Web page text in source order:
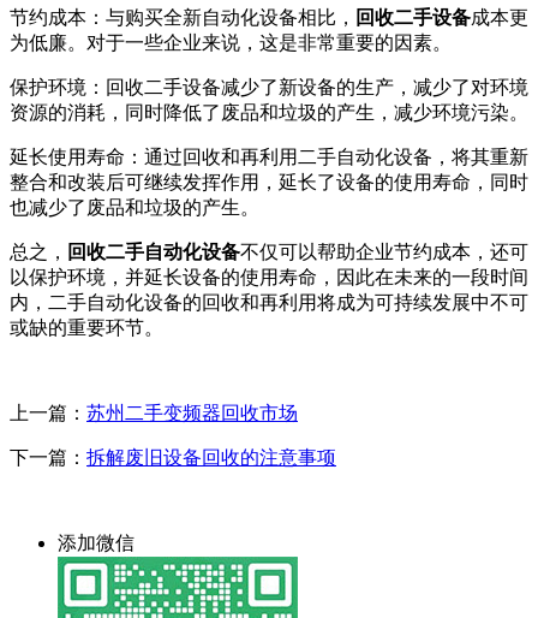
节约成本：与购买全新自动化设备相比， 回收二手设备成本更
为低廉。对于一些企业来说，这是非常重要的因素。
保护环境：回收二手设备减少了新设备的生产，减少了对环境
资源的消耗，同时降低了废品和垃圾的产生，减少环境污染。
延长使用寿命：通过回收和再利用二手自动化设备，将其重新
整合和改装后可继续发挥作用，延长了设备的使用寿命，同时
也减少了废品和垃圾的产生。
总之， 回收二手自动化设备不仅可以帮助企业节约成本，还可
以保护环境，并延长设备的使用寿命，因此在未来的一段时间
内，二手自动化设备的回收和再利用将成为可持续发展中不可
或缺的重要环节。
上一篇： 苏州二手变频器回收市场
下一篇： 拆解废旧设备回收的注意事项
添加微信